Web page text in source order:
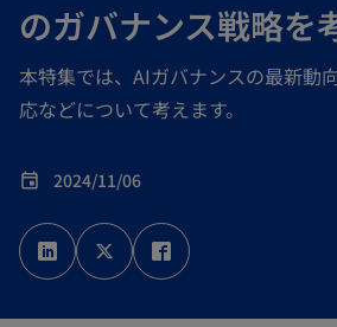
のガバナンス戦略を
本特集では、AIガバナンスの最新動
応などについて考えます。
event 2024/11/06
新
し
い
タ
新
し
い
タ
し
い